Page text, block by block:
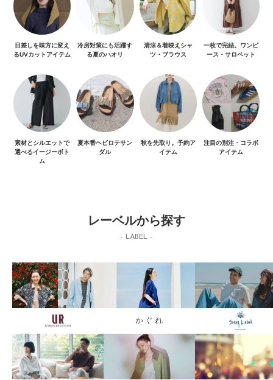
日差しを味方に変え
るUVカットアイテム
冷房対策にも活躍す
る夏のハオリ
清涼＆着映えシャ
ツ・ブラウス
一枚で完結。ワンピ
ース・サロペット
素材とシルエットで
選べるイージーボト
ム
夏本番ヘビロテサン
ダル
秋を先取り。予約ア
イテム
注目の別注・コラボ
アイテム
レーベルから探す
- LABEL -